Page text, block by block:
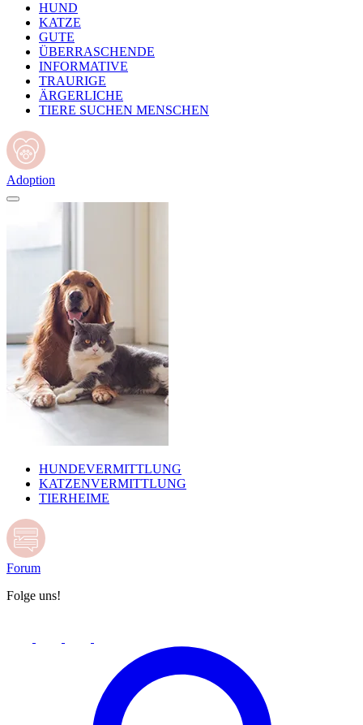
HUND
KATZE
GUTE
ÜBERRASCHENDE
INFORMATIVE
TRAURIGE
ÄRGERLICHE
TIERE SUCHEN MENSCHEN
Adoption
HUNDEVERMITTLUNG
KATZENVERMITTLUNG
TIERHEIME
Forum
Folge uns!